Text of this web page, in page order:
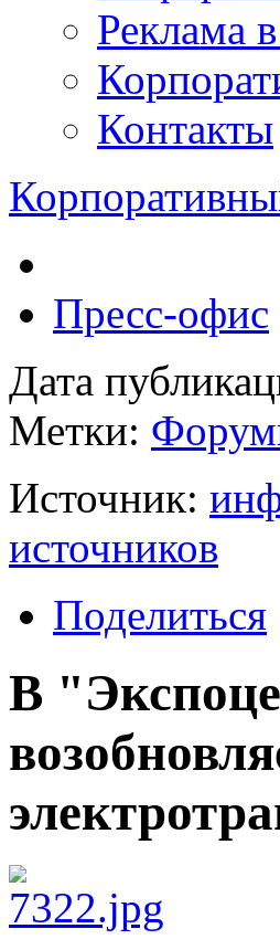
Реклама
Контакты
Пресс-офис
Дата
Метки:
Источник:
источников
Поделиться
В